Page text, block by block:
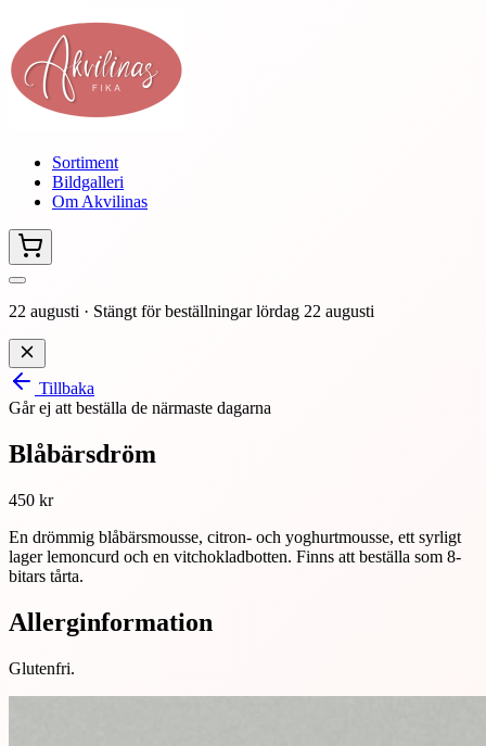
Sortiment
Bildgalleri
Om Akvilinas
22 augusti · Stängt för beställningar lördag 22 augusti
Tillbaka
Går ej att beställa de närmaste dagarna
Blåbärsdröm
450 kr
En drömmig blåbärsmousse, citron- och yoghurtmousse, ett syrligt
lager lemoncurd och en vitchokladbotten. Finns att beställa som 8-
bitars tårta.
Allerginformation
Glutenfri.